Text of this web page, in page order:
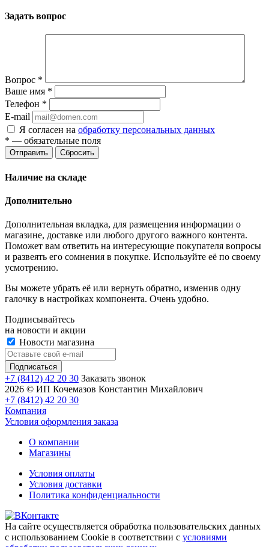
Задать вопрос
Вопрос *
Ваше имя *
Телефон *
E-mail
Я согласен на обработку персональных данных
* — обязательные поля
Отправить Сбросить
Наличие на складе
Дополнительно
Дополнительная вкладка, для размещения информации о
магазине, доставке или любого другого важного контента.
Поможет вам ответить на интересующие покупателя вопросы
и развеять его сомнения в покупке. Используйте её по своему
усмотрению.
Вы можете убрать её или вернуть обратно, изменив одну
галочку в настройках компонента. Очень удобно.
Подписывайтесь
на новости и акции
Новости магазина
+7 (8412) 42 20 30 Заказать звонок
2026 © ИП Кочемазов Константин Михайлович
+7 (8412) 42 20 30
Компания
Условия оформления заказа
О компании
Магазины
Условия оплаты
Условия доставки
Политика конфиденциальности
На сайте осуществляется обработка пользовательских данных
с использованием Cookie в соответствии с условиями